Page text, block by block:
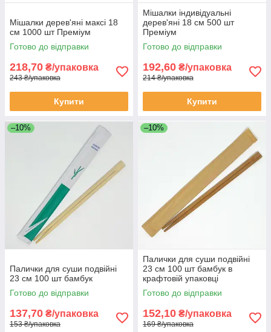
Мішалки дерев'яні максі 18
см 1000 шт Преміум
Готово до відправки
218,70 ₴/упаковка
243 ₴/упаковка
Купити
Мішалки індивідуальні
дерев'яні 18 см 500 шт
Преміум
Готово до відправки
192,60 ₴/упаковка
214 ₴/упаковка
Купити
–10%
Палички для суши подвійні
23 см 100 шт бамбук
Готово до відправки
137,70 ₴/упаковка
153 ₴/упаковка
–10%
Палички для суши подвійні
23 см 100 шт бамбук в
крафтовій упаковці
Готово до відправки
152,10 ₴/упаковка
169 ₴/упаковка